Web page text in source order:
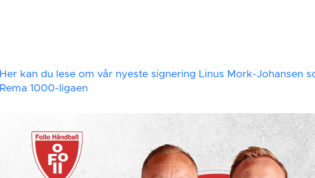
Her kan du lese om vår nyeste signering Linus Mork-Johansen
Rema 1000-ligaen